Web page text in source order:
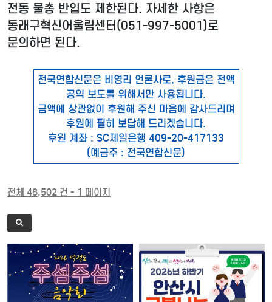
전동 물총 반입도 제한된다. 자세한 사항은
동래구혁신어울림센터(051-997-5001)로
문의하면 된다.
전국연합신문은 비영리 언론사로, 후원금은 전액
공익 보도를 위해서만 사용됩니다.
금액에 상관없이 후원해 주신 마음에 감사드리며
후원에 필히 보답해 드리겠습니다.
후원 계좌 : SC제일은행 409-20-417133
(예금주 : 전국연합신문)
전체 48,502 건 - 1 페이지